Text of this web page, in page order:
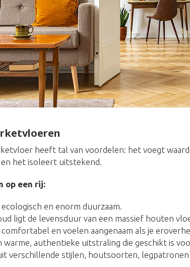
heeft tal van voordelen: het voegt
het isoleert uitstekend.
op een rij:
en enorm duurzaam.
ligt de levensduur van een massief houten
en voelen aangenaam als je
warme, authentieke uitstraling die geschikt is
verschillende stijlen, houtsoorten,